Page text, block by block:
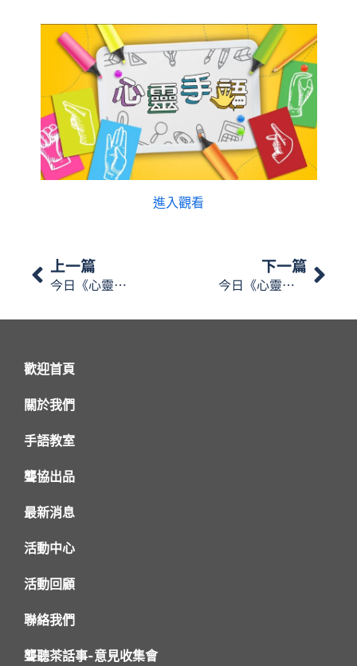
進入觀看
上一篇
今日《心靈手語》會講聾人的特色運動會的由來：「聽力分貝」「公平」「裁判」。
下一篇
今日《心靈手語》會講參與聽障奧運會的趣事：「有趣」「杯麵」「不限量」。
歡迎首頁
關於我們
手語教室
聾協出品
最新消息
活動中心
活動回顧
聯絡我們
聾聽茶話事-意見收集會